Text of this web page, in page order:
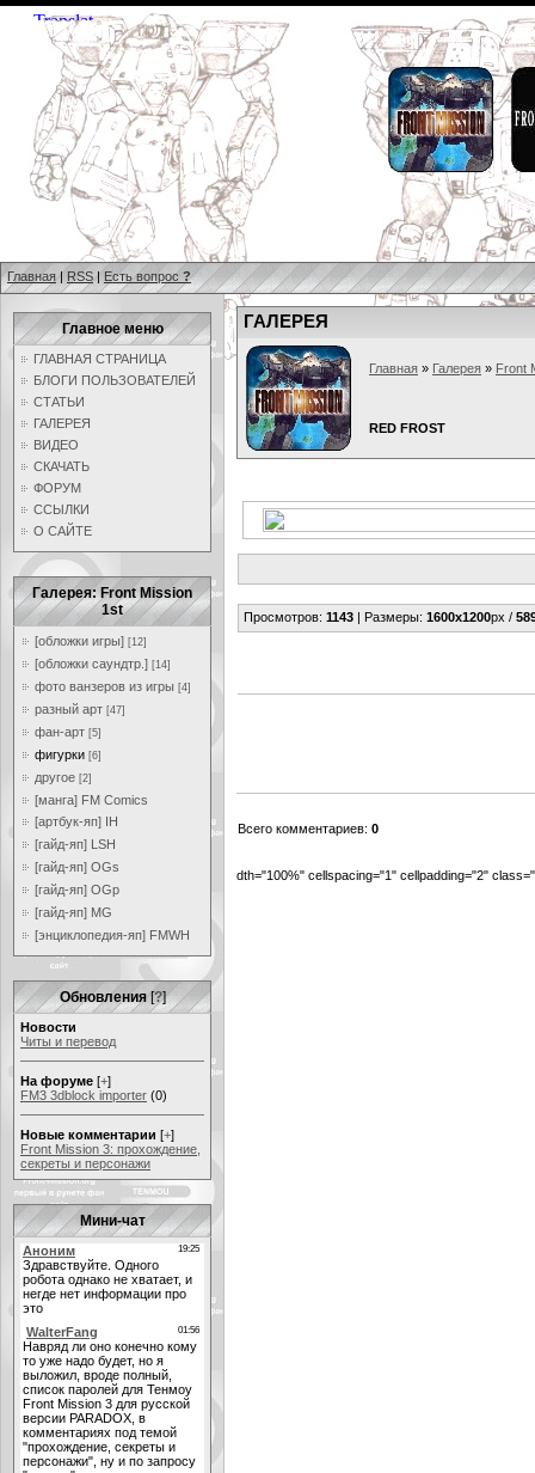
Главная | RSS | Есть вопрос ?
Главное меню
ГЛАВНАЯ СТРАНИЦА
БЛОГИ ПОЛЬЗОВАТЕЛЕЙ
СТАТЬИ
ГАЛЕРЕЯ
ВИДЕО
СКАЧАТЬ
ФОРУМ
ССЫЛКИ
О САЙТЕ
Галерея: Front Mission
1st
[обложки игры] [12]
[обложки саундтр.] [14]
фото ванзеров из игры [4]
разный арт [47]
фан-арт [5]
фигурки [6]
другое [2]
[манга] FM Comics
[артбук-яп] IH
[гайд-яп] LSH
[гайд-яп] OGs
[гайд-яп] OGp
[гайд-яп] MG
[энциклопедия-яп] FMWH
Обновления [?]
Новости
Читы и перевод
На форуме [+]
FM3 3dblock importer (0)
Новые комментарии [+]
Front Mission 3: прохождение,
секреты и персонажи
Мини-чат
ГАЛЕРЕЯ
Главная » Галерея » Front
RED FROST
Просмотров: 1143 | Размеры: 1600x1200px /
Всего комментариев: 0
dth="100%" cellspacing="1" cellpadding="2"